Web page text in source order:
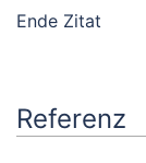
Ende Zitat
Referenz